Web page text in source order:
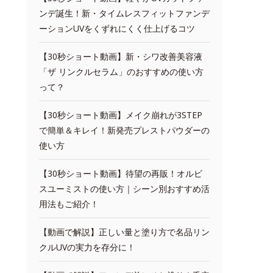
ンデ誕生！新・タイムレスフィットファンデ
ーションUVをくずれにくく仕上げるコツ
【30秒ショート動画】新・シワ改善美容液
「ザ リンクルセラム」のおすすめの使い方
って？
【30秒ショート動画】メイク崩れが3STEP
で簡単＆キレイ！新発売プレストパウダーの
使い方
【30秒ショート動画】待望の再販！オルビ
スユーミストの使い方｜シーン別おすすめ活
用法もご紹介！
【動画で解説】正しい量と塗り方で名品リン
クルUVの実力を存分に！